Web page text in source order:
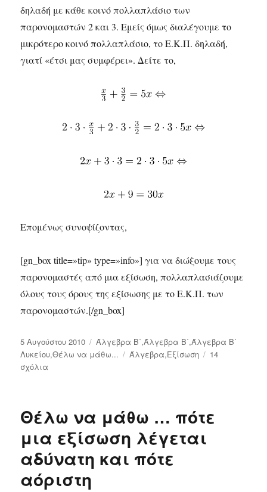
δηλαδή με κάθε κοινό πολλαπλάσιο των
παρονομαστών 2 και 3. Εμείς όμως διαλέγουμε το
μικρότερο κοινό πολλαπλάσιο, το Ε.Κ.Π. δηλαδή,
γιατί «έτσι μας συμφέρει». Δείτε το,
Επομένως συνοψίζοντας,
[gn_box title=»tip» type=»info»] για να διώξουμε τους
παρονομαστές από μια εξίσωση, πολλαπλασιάζουμε
όλους τους όρους της εξίσωσης με το Ε.Κ.Π. των
παρονομαστών.[/gn_box]
Δημοσιεύτηκε
την
5 Αυγούστου 2010 Κατηγορίες
Άλγεβρα Β΄,Άλγεβρα Β΄,Άλγεβρα Β΄
Λυκείου,Θέλω να μάθω... Ετικέτες
Άλγεβρα,Εξίσωση
14
σχόλια
πως
τους
παρονομαστές
από
μια
Θέλω να μάθω … πότε
μια εξίσωση λέγεται
αδύνατη και πότε
αόριστη